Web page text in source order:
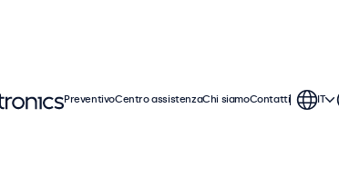
PreventivoCentro assistenzaChi siamoContatti IT